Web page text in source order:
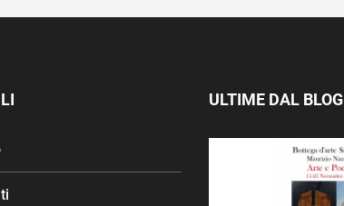
ULTIME DAL BLOG